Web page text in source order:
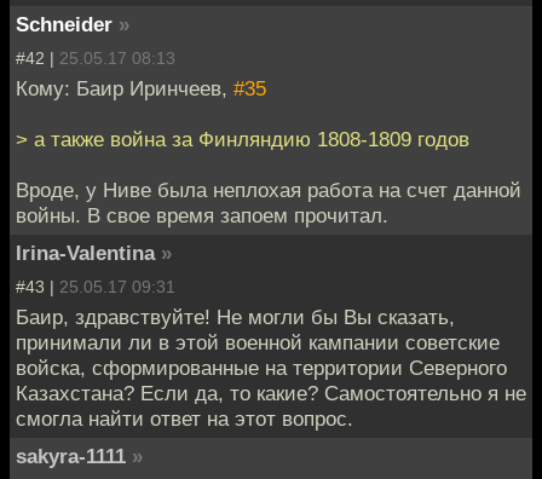
Schneider »
#42 | 25.05.17 08:13
Кому: Баир Иринчеев, #35
> а также война за Финляндию 1808-1809 годов
Вроде, у Ниве была неплохая работа на счет данной
войны. В свое время запоем прочитал.
Irina-Valentina »
#43 | 25.05.17 09:31
Баир, здравствуйте! Не могли бы Вы сказать,
принимали ли в этой военной кампании советские
войска, сформированные на территории Северного
Казахстана? Если да, то какие? Самостоятельно я не
смогла найти ответ на этот вопрос.
sakyra-1111 »